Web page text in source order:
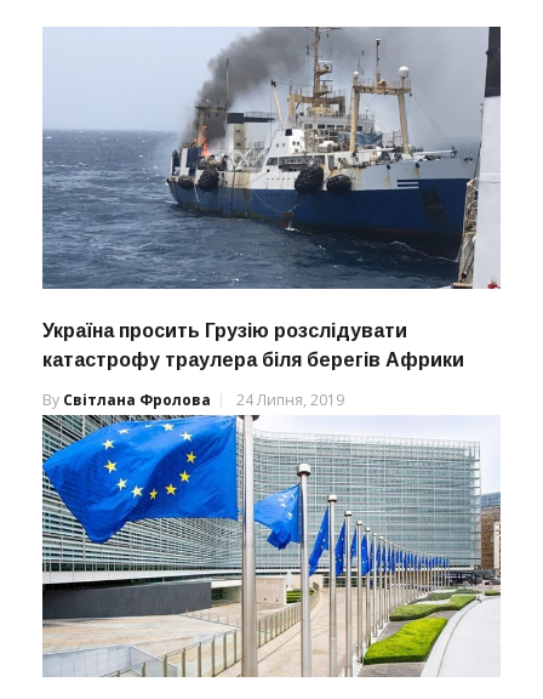
Україна просить Грузію розслідувати
катастрофу траулера біля берегів Африки
By Світлана Фролова 24 Липня, 2019